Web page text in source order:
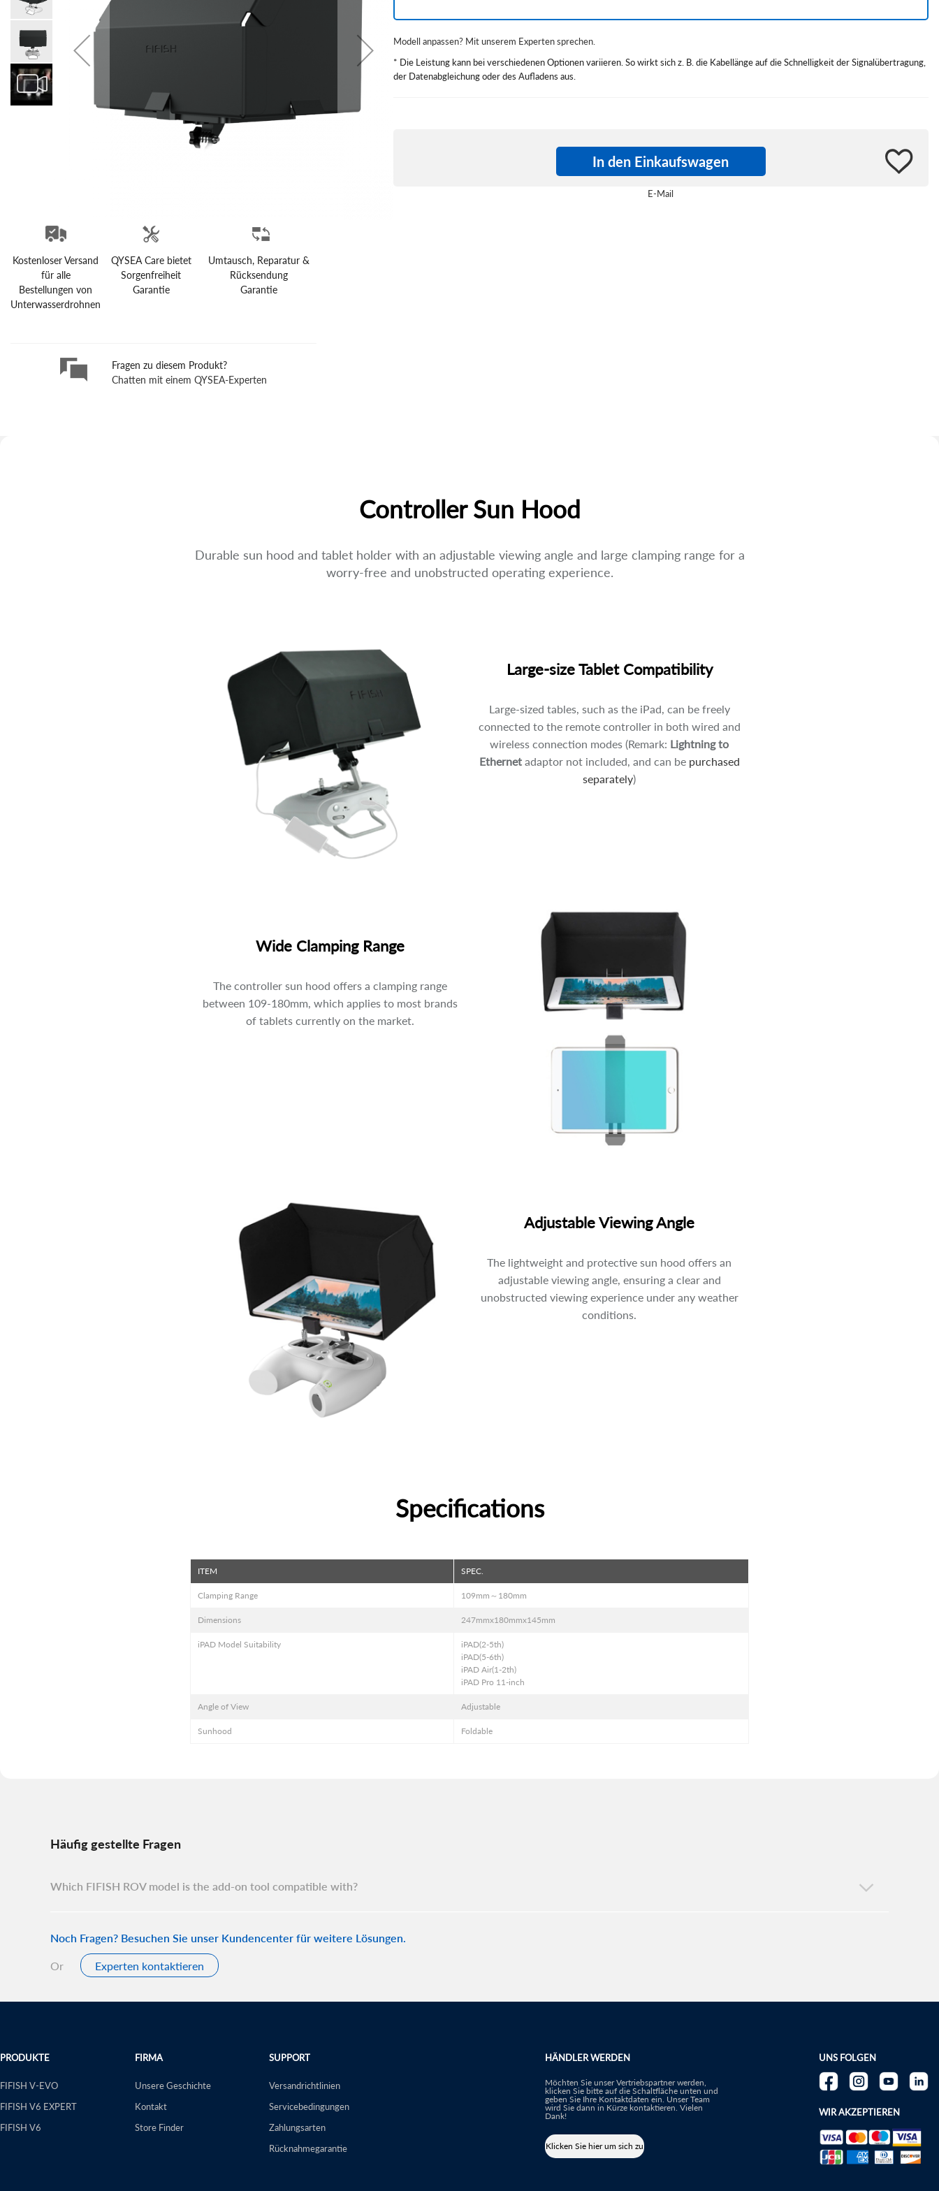
Modell anpassen? Mit unserem Experten sprechen.
* Die Leistung kann bei verschiedenen Optionen variieren. So wirkt sich z. B. die Kabellänge auf die Schnelligkeit der Signalübertragung,
der Datenabgleichung oder des Aufladens aus.
In den Einkaufswagen
E-Mail
Kostenloser Versand
für alle
Bestellungen von
Unterwasserdrohnen
QYSEA Care bietet
Sorgenfreiheit
Garantie
Umtausch, Reparatur &
Rücksendung
Garantie
Fragen zu diesem Produkt?
Chatten mit einem QYSEA-Experten
Controller Sun Hood
Durable sun hood and tablet holder with an adjustable viewing angle and large clamping range for a
worry-free and unobstructed operating experience.
Large-size Tablet Compatibility
Large-sized tables, such as the iPad, can be freely
connected to the remote controller in both wired and
wireless connection modes (Remark: Lightning to
Ethernetadaptor not included, and can be purchased
separately)
Wide Clamping Range
The controller sun hood offers a clamping range
between 109-180mm, which applies to most brands
of tablets currently on the market.
Adjustable Viewing Angle
The lightweight and protective sun hood offers an
adjustable viewing angle, ensuring a clear and
unobstructed viewing experience under any weather
conditions.
Specifications
ITEM SPEC.
Clamping Range 109mm～180mm
Dimensions 247mmx180mmx145mm
iPAD Model Suitability
iPAD(2-5th)
iPAD(5-6th)
iPAD Air(1-2th)
iPAD Pro 11-inch
Angle of View Adjustable
Sunhood Foldable
Häufig gestellte Fragen
Which FIFISH ROV model is the add-on tool compatible with?
Noch Fragen? Besuchen Sie unser Kundencenter für weitere Lösungen.
Or
Experten kontaktieren
PRODUKTE
FIFISH V-EVO
FIFISH V6 EXPERT
FIFISH V6
FIRMA
Unsere Geschichte
Kontakt
Store Finder
SUPPORT
Versandrichtlinien
Servicebedingungen
Zahlungsarten
Rücknahmegarantie
HÄNDLER WERDEN
Möchten Sie unser Vertriebspartner werden,
klicken Sie bitte auf die Schaltfläche unten und
geben Sie Ihre Kontaktdaten ein. Unser Team
wird Sie dann in Kürze kontaktieren. Vielen
Dank!
Klicken Sie hier um sich zu
UNS FOLGEN
WIR AKZEPTIEREN